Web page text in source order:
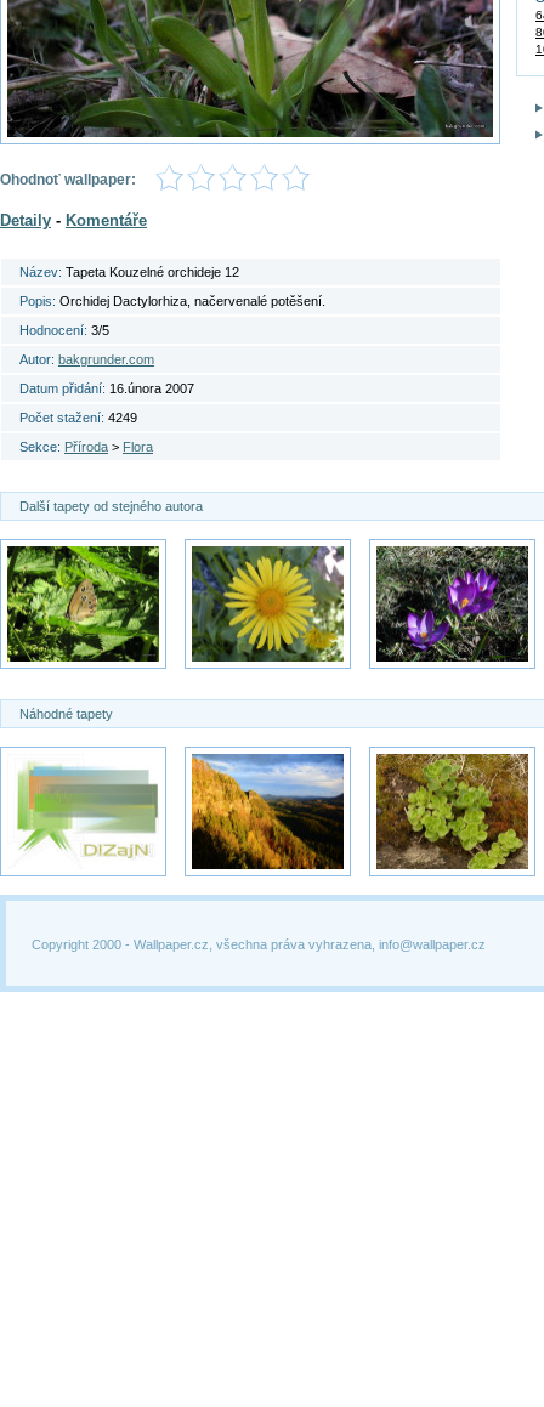
Ohodnoť wallpaper:
Detaily - Komentáře
Název: Tapeta Kouzelné orchideje 12
Popis: Orchidej Dactylorhiza, načervenalé potěšení.
Hodnocení: 3/5
Autor: bakgrunder.com
Datum přidání: 16.února 2007
Počet stažení: 4249
Sekce: Příroda > Flora
Další tapety od stejného autora
Náhodné tapety
Copyright 2000 - Wallpaper.cz, všechna práva vyhrazena, info@wallpaper.cz